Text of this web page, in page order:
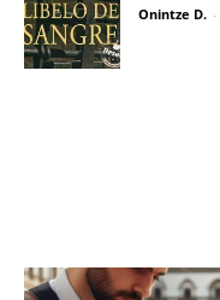
Onintze D. -